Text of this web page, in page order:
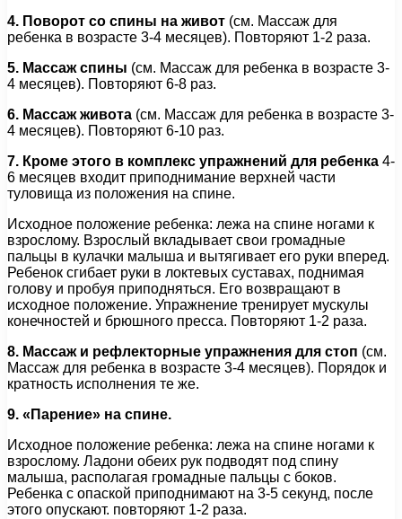
4. Поворот со спины на живот (см. Массаж для
ребенка в возрасте 3-4 месяцев). Повторяют 1-2 раза.
5. Массаж спины (см. Массаж для ребенка в возрасте 3-
4 месяцев). Повторяют 6-8 раз.
6. Массаж живота (см. Массаж для ребенка в возрасте 3-
4 месяцев). Повторяют 6-10 раз.
7. Кроме этого в комплекс упражнений для ребенка 4-
6 месяцев входит приподнимание верхней части
туловища из положения на спине.
Исходное положение ребенка: лежа на спине ногами к
взрослому. Взрослый вкладывает свои громадные
пальцы в кулачки малыша и вытягивает его руки вперед.
Ребенок сгибает руки в локтевых суставах, поднимая
голову и пробуя приподняться. Его возвращают в
исходное положение. Упражнение тренирует мускулы
конечностей и брюшного пресса. Повторяют 1-2 раза.
8. Массаж и рефлекторные упражнения для стоп (см.
Массаж для ребенка в возрасте 3-4 месяцев). Порядок и
кратность исполнения те же.
9. «Парение» на спине.
Исходное положение ребенка: лежа на спине ногами к
взрослому. Ладони обеих рук подводят под спину
малыша, располагая громадные пальцы с боков.
Ребенка с опаской приподнимают на 3-5 секунд, после
этого опускают. повторяют 1-2 раза.